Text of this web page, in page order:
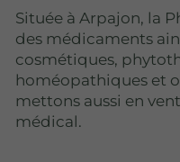
Située à Arpajon, la
des médicaments
cosmétiques,
homéopathiques et
mettons aussi en
médical.